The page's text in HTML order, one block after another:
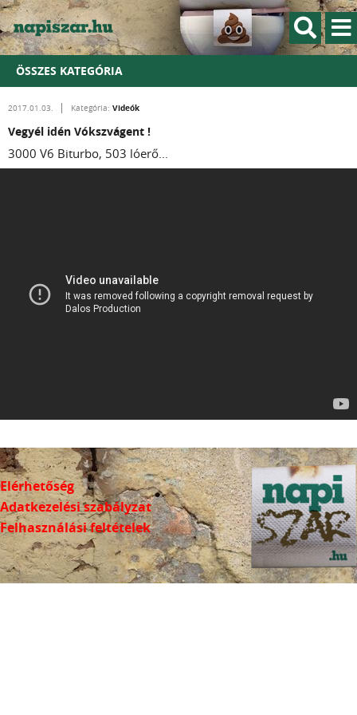
ÖSSZES KATEGÓRIA
2017.01.03. Kategória: Videók
Vegyél idén Vókszvágent !
3000 V6 Biturbo, 503 lóerő...
Elérhetőség
Adatkezelési szabályzat
Felhasználási feltételek